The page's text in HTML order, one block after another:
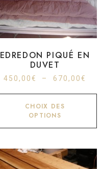
EDREDON PIQUÉ EN
DUVET
450,00€ – 670,00€
CHOIX DES
OPTIONS